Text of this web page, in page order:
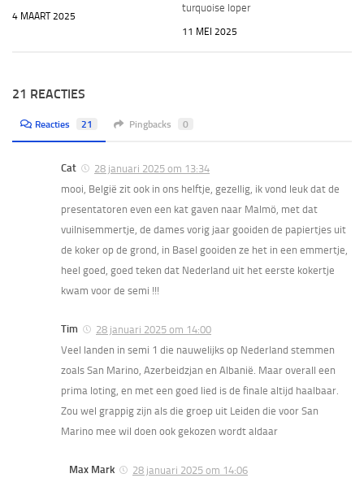
4 MAART 2025
turquoise loper
11 MEI 2025
21 REACTIES
Reacties 21 Pingbacks 0
Cat
28 januari 2025 om 13:34
mooi, België zit ook in ons helftje, gezellig, ik vond leuk dat de
presentatoren even een kat gaven naar Malmö, met dat
vuilnisemmertje, de dames vorig jaar gooiden de papiertjes uit
de koker op de grond, in Basel gooiden ze het in een emmertje,
heel goed, goed teken dat Nederland uit het eerste kokertje
kwam voor de semi !!!
Tim
28 januari 2025 om 14:00
Veel landen in semi 1 die nauwelijks op Nederland stemmen
zoals San Marino, Azerbeidzjan en Albanië. Maar overall een
prima loting, en met een goed lied is de finale altijd haalbaar.
Zou wel grappig zijn als die groep uit Leiden die voor San
Marino mee wil doen ook gekozen wordt aldaar
Max Mark
28 januari 2025 om 14:06